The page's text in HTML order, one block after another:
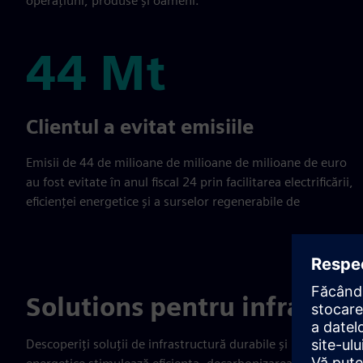
44 Mt
44 Mt
Clientul a evitat emisiile
Emisii de 44 de milioane de milioane de milioane de euro
au fost evitate în anul fiscal 24 prin facilitarea electrificării,
eficienței energetice și a surselor regenerabile de
Solutions pentru
Descoperiți soluții de infrastructură durabile și rezistente.